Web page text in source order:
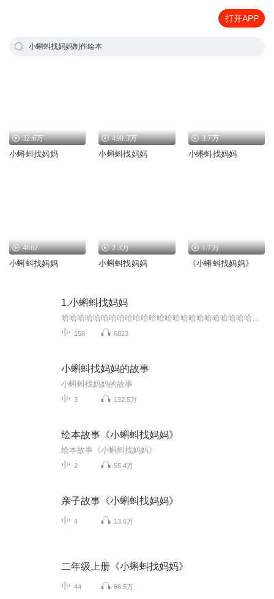
打开APP
小蝌蚪找妈妈制作绘本
32.6万
小蝌蚪找妈妈
490.3万
小蝌蚪找妈妈
3.7万
小蝌蚪找妈妈
4862
小蝌蚪找妈妈
2.3万
小蝌蚪找妈妈
1.7万
《小蝌蚪找妈妈》
1.小蝌蚪找妈妈
158 6823
小蝌蚪找妈妈的故事
小蝌蚪找妈妈的故事
3 132.5万
绘本故事《小蝌蚪找妈妈》
绘本故事《小蝌蚪找妈妈》
2 55.4万
亲子故事《小蝌蚪找妈妈》
4 13.6万
二年级上册《小蝌蚪找妈妈》
44 86.5万